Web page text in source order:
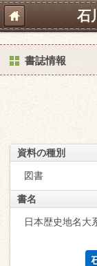
石
書誌情報
資料の種別
図書
書名
日本歴史地名大